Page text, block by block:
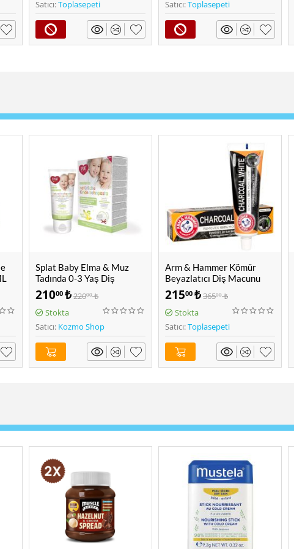
Satıcı:Toplasepeti
Satıcı:Toplasepeti
Arm & Hammer Kömür
Beyazlatıcı Diş Macunu
75ML
21500 ₺36500 ₺
Stokta
Satıcı: Toplasepeti
Arm & Hammer Doğal
Beyazlık Koruyucu Diş
Macunu 75 ML
22500 ₺35900 ₺
Stokta
Satıcı:Toplasepeti